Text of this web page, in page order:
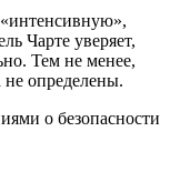
Чарте уверяет,
Тем не менее,
определены.
о безопасности